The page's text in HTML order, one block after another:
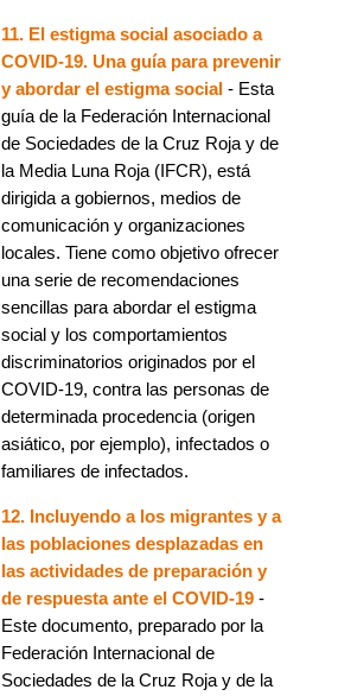
11. El estigma social asociado a
COVID-19. Una guía para prevenir
y abordar el estigma social - Esta
guía de la Federación Internacional
de Sociedades de la Cruz Roja y de
la Media Luna Roja (IFCR), está
dirigida a gobiernos, medios de
comunicación y organizaciones
locales. Tiene como objetivo ofrecer
una serie de recomendaciones
sencillas para abordar el estigma
social y los comportamientos
discriminatorios originados por el
COVID-19, contra las personas de
determinada procedencia (origen
asiático, por ejemplo), infectados o
familiares de infectados.
12. Incluyendo a los migrantes y a
las poblaciones desplazadas en
las actividades de preparación y
de respuesta ante el COVID-19 -
Este documento, preparado por la
Federación Internacional de
Sociedades de la Cruz Roja y de la